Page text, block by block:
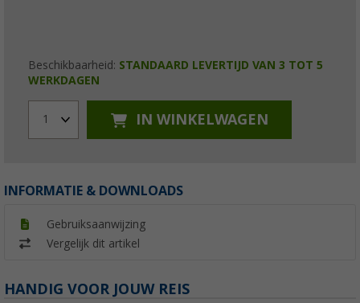
Beschikbaarheid: STANDAARD LEVERTIJD VAN 3 TOT 5
WERKDAGEN
1 IN WINKELWAGEN
INFORMATIE & DOWNLOADS
Gebruiksaanwijzing
Vergelijk dit artikel
HANDIG VOOR JOUW REIS